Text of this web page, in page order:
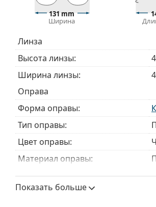
Это медицинское изделие. Перед
131 mm
Ширина
Линза
Высота линзы:
Ширина линзы:
Оправа
Форма оправы:
Тип оправы:
Цвет оправы:
Материал оправы:
Размер:
Ширина:
Показать больше